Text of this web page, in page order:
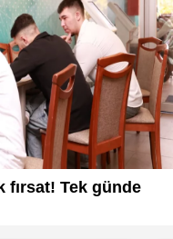
fırsat! Tek günde